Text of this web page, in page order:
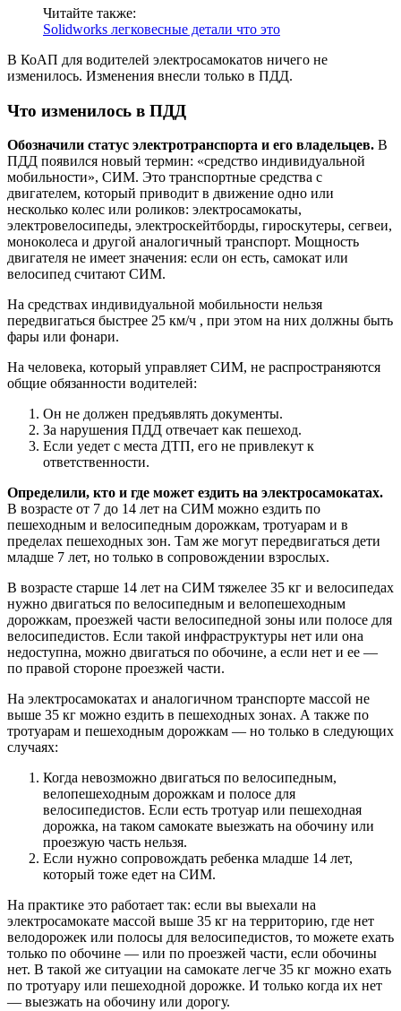
Читайте также:
Solidworks легковесные детали что это
В КоАП для водителей электросамокатов ничего не
изменилось. Изменения внесли только в ПДД.
Что изменилось в ПДД
Обозначили статус электротранспорта и его владельцев. В
ПДД появился новый термин: «средство индивидуальной
мобильности», СИМ. Это транспортные средства с
двигателем, который приводит в движение одно или
несколько колес или роликов: электросамокаты,
электровелосипеды, электроскейтборды, гироскутеры, сегвеи,
моноколеса и другой аналогичный транспорт. Мощность
двигателя не имеет значения: если он есть, самокат или
велосипед считают СИМ.
На средствах индивидуальной мобильности нельзя
передвигаться быстрее 25 км/ч , при этом на них должны быть
фары или фонари.
На человека, который управляет СИМ, не распространяются
общие обязанности водителей:
Он не должен предъявлять документы.
За нарушения ПДД отвечает как пешеход.
Если уедет с места ДТП, его не привлекут к
ответственности.
Определили, кто и где может ездить на электросамокатах.
В возрасте от 7 до 14 лет на СИМ можно ездить по
пешеходным и велосипедным дорожкам, тротуарам и в
пределах пешеходных зон. Там же могут передвигаться дети
младше 7 лет, но только в сопровождении взрослых.
В возрасте старше 14 лет на СИМ тяжелее 35 кг и велосипедах
нужно двигаться по велосипедным и велопешеходным
дорожкам, проезжей части велосипедной зоны или полосе для
велосипедистов. Если такой инфраструктуры нет или она
недоступна, можно двигаться по обочине, а если нет и ее —
по правой стороне проезжей части.
На электросамокатах и аналогичном транспорте массой не
выше 35 кг можно ездить в пешеходных зонах. А также по
тротуарам и пешеходным дорожкам — но только в следующих
случаях:
Когда невозможно двигаться по велосипедным,
велопешеходным дорожкам и полосе для
велосипедистов. Если есть тротуар или пешеходная
дорожка, на таком самокате выезжать на обочину или
проезжую часть нельзя.
Если нужно сопровождать ребенка младше 14 лет,
который тоже едет на СИМ.
На практике это работает так: если вы выехали на
электросамокате массой выше 35 кг на территорию, где нет
велодорожек или полосы для велосипедистов, то можете ехать
только по обочине — или по проезжей части, если обочины
нет. В такой же ситуации на самокате легче 35 кг можно ехать
по тротуару или пешеходной дорожке. И только когда их нет
— выезжать на обочину или дорогу.